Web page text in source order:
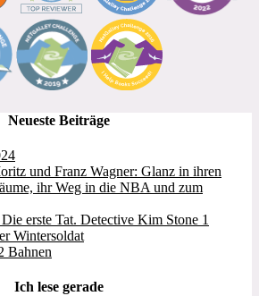
Neueste Beiträge
und Franz Wagner: Glanz in ihren
ihr Weg in die NBA und zum
erste Tat. Detective Kim Stone 1
Wintersoldat
Bahnen
Ich lese gerade